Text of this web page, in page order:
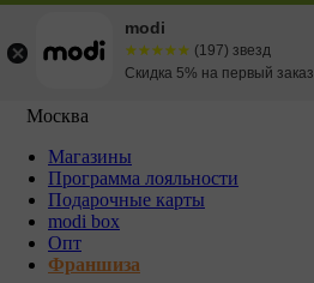
Москва
Магазины
Программа лояльности
Подарочные карты
modi box
Опт
Франшиза
modi
☆☆☆☆☆
★★★★★ (197) звезд
Скидка 5% на первый заказ